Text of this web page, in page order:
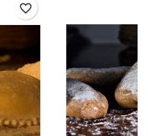
favorite_border